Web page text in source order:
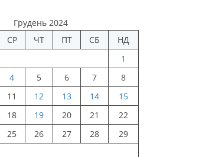
Грудень 2024
СР ЧТ ПТ СБ
НД
1
4 5 6 7
8
11 12 13 14
15
18 19 20 21
22
25 26 27 28
29